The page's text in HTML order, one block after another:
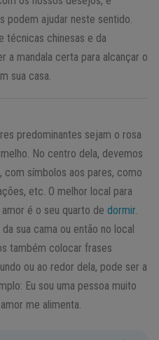
podem ajudar neste sentido.
técnicas chinesas e da
a mandala certa para alcançar o
sua casa.
predominantes sejam o rosa
No centro dela, devemos
símbolos aos pares, como
etc. O melhor local para
é o seu quarto de dormir.
sua cama ou então no local
também colocar frases
ou ao redor dela, pode ser a
Eu sou uma pessoa muito
me alimenta.